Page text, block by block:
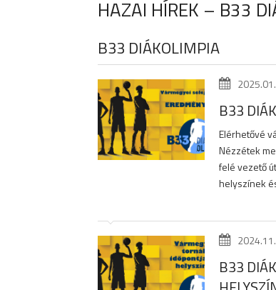
HAZAI HÍREK – B33
B33 DIÁKOLIMPIA
B33
Elérhetővé
Nézzétek
felé vezető
helyszínek
B33